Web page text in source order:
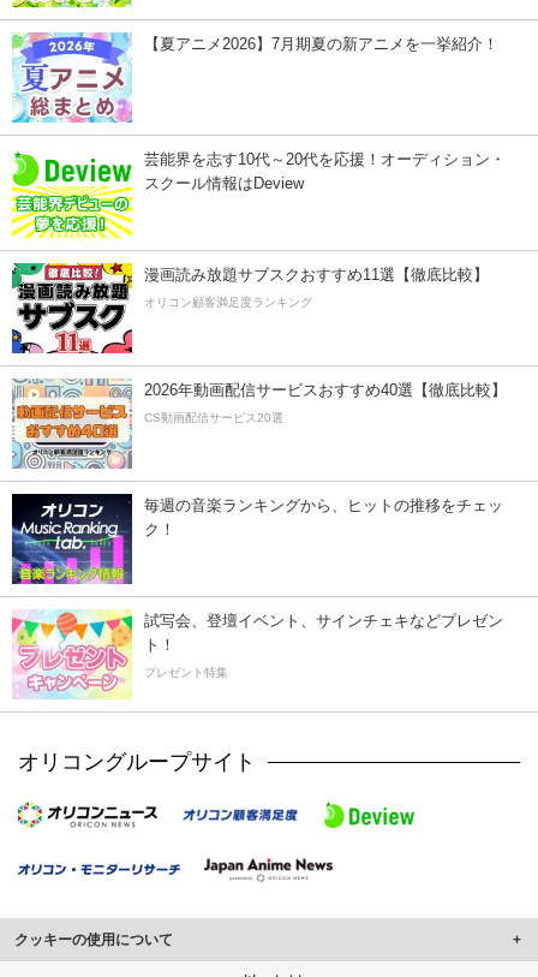
【夏アニメ2026】7月期夏の新アニメを一挙紹介！
芸能界を志す10代～20代を応援！オーディション・
スクール情報はDeview
漫画読み放題サブスクおすすめ11選【徹底比較】
オリコン顧客満足度ランキング
2026年動画配信サービスおすすめ40選【徹底比較】
CS動画配信サービス20選
毎週の音楽ランキングから、ヒットの推移をチェッ
ク！
試写会、登壇イベント、サインチェキなどプレゼン
ト！
プレゼント特集
オリコングループサイト
クッキーの使用について